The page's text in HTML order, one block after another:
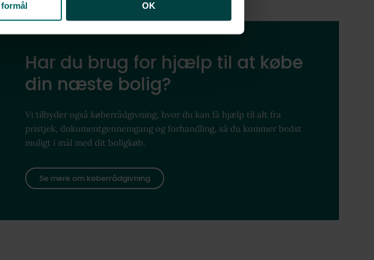
OK
Har du brug for hjælp til at købe
din næste bolig?
Vi tilbyder også køberrådgivning, hvor du kan få hjælp til alt fra
pristjek, dokumentgennemgang og forhandling, så du kommer bedst
muligt i mål med dit boligkøb.
Se mere om køberrådgivning